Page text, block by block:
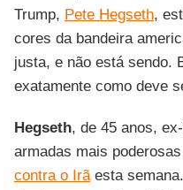
Trump, Pete Hegseth,
cores da bandeira
justa, e não está sendo.
exatamente como deve
Hegseth, de 45 anos,
armadas mais
contra o Irãesta